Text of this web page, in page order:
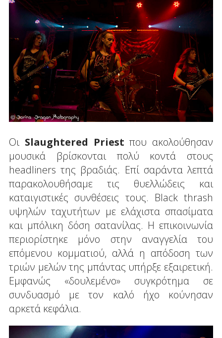
Οι Slaughtered Priest που ακολούθησαν
μουσικά βρίσκονται πολύ κοντά στους
headliners της βραδιάς. Επί σαράντα λεπτά
παρακολουθήσαμε τις θυελλώδεις και
καταιγιστικές συνθέσεις τους. Black thrash
υψηλών ταχυτήτων με ελάχιστα σπασίματα
και μπόλικη δόση σατανίλας. Η επικοινωνία
περιορίστηκε μόνο στην αναγγελία του
επόμενου κομματιού, αλλά η απόδοση των
τριών μελών της μπάντας υπήρξε εξαιρετική.
Εμφανώς «δουλεμένο» συγκρότημα σε
συνδυασμό με τον καλό ήχο κούνησαν
αρκετά κεφάλια.